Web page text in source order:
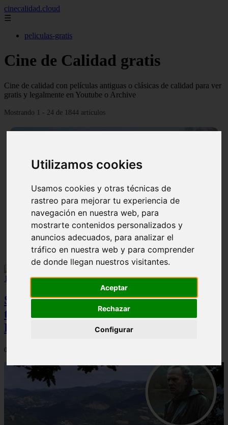
Utilizamos cookies
Usamos cookies y otras técnicas de
rastreo para mejorar tu experiencia de
navegación en nuestra web, para
mostrarte contenidos personalizados y
anuncios adecuados, para analizar el
tráfico en nuestra web y para comprender
de donde llegan nuestros visitantes.
Aceptar
Rechazar
Configurar
cinecalidad.cloud
☰
peliculas-gratis
Cine de Calidad gratis
Cine de calidad con películas antiguas o clásicas de calidad para ver
gratis y legalmente en Youtube o Archive
Mostrando 1 - 24 de 1844 artículos
Solo Las Bestias - Final Explicado
Spider-Man: Brand New Day brilla en
taquilla pero pierde el top 10 del UCM en
Rotten Tomatoes
06/08/2026